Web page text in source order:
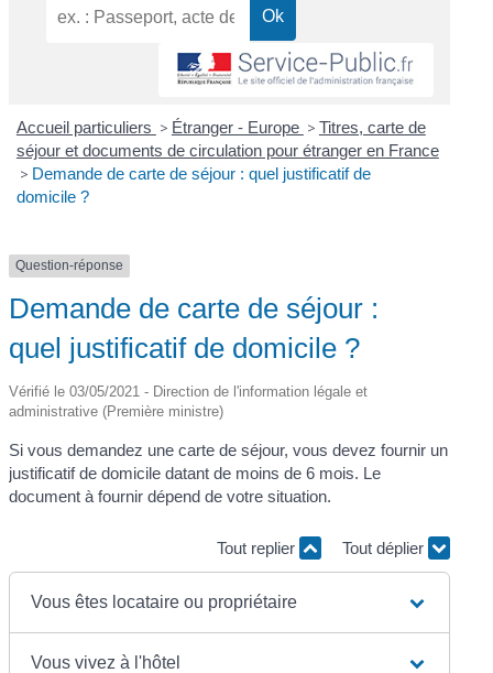
Accueil particuliers > Étranger - Europe > Titres, carte de
séjour et documents de circulation pour étranger en France
> Demande de carte de séjour : quel justificatif de
domicile ?
Question-réponse
Demande de carte de séjour :
quel justificatif de domicile ?
Vérifié le 03/05/2021 - Direction de l'information légale et
administrative (Première ministre)
Si vous demandez une carte de séjour, vous devez fournir un
justificatif de domicile datant de moins de 6 mois. Le
document à fournir dépend de votre situation.
Tout replier Tout déplier
Vous êtes locataire ou propriétaire
Vous vivez à l'hôtel